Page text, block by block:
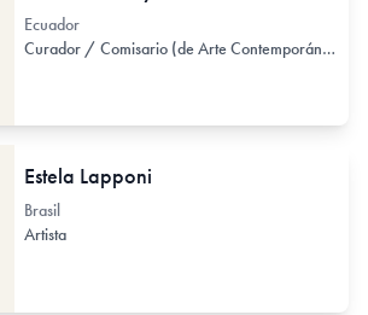
Ecuador
Curador / Comisario (de Arte Contemporáneo)
Estela Lapponi
Brasil
Artista